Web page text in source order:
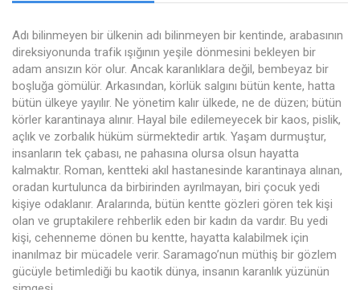
Adı bilinmeyen bir ülkenin adı bilinmeyen bir kentinde, arabasının
direksiyonunda trafik ışığının yeşile dönmesini bekleyen bir
adam ansızın kör olur. Ancak karanlıklara değil, bembeyaz bir
boşluğa gömülür. Arkasından, körlük salgını bütün kente, hatta
bütün ülkeye yayılır. Ne yönetim kalır ülkede, ne de düzen; bütün
körler karantinaya alınır. Hayal bile edilemeyecek bir kaos, pislik,
açlık ve zorbalık hüküm sürmektedir artık. Yaşam durmuştur,
insanların tek çabası, ne pahasına olursa olsun hayatta
kalmaktır. Roman, kentteki akıl hastanesinde karantinaya alınan,
oradan kurtulunca da birbirinden ayrılmayan, biri çocuk yedi
kişiye odaklanır. Aralarında, bütün kentte gözleri gören tek kişi
olan ve gruptakilere rehberlik eden bir kadın da vardır. Bu yedi
kişi, cehenneme dönen bu kentte, hayatta kalabilmek için
inanılmaz bir mücadele verir. Saramago’nun müthiş bir gözlem
gücüyle betimlediği bu kaotik dünya, insanın karanlık yüzünün